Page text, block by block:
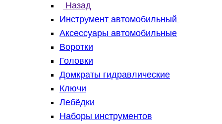
Назад
Инструмент автомобильный
Аксессуары автомобильные
Воротки
Головки
Домкраты гидравлические
Ключи
Лебёдки
Наборы инструментов